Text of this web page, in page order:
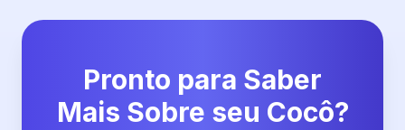
Pronto para Saber
Mais Sobre seu Cocô?